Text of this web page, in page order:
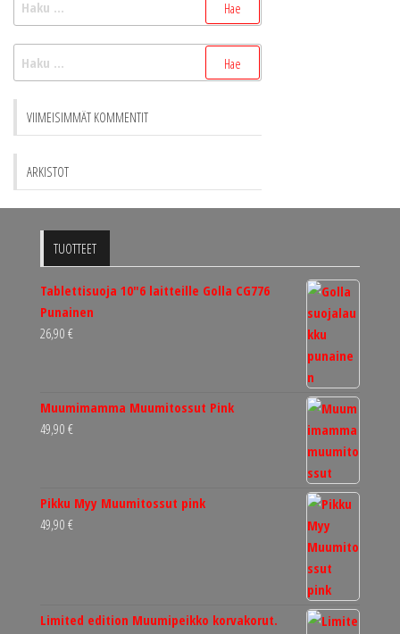
VIIMEISIMMÄT KOMMENTIT
ARKISTOT
TUOTTEET
Tablettisuoja 10"6 laitteille Golla CG776
Punainen
26,90 €
Muumimamma Muumitossut Pink
49,90 €
Pikku Myy Muumitossut pink
49,90 €
Limited edition Muumipeikko korvakorut.